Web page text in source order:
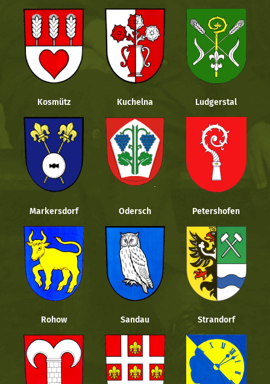
Kosmütz Kuchelna Ludgerstal
Markersdorf Odersch Petershofen
Rohow Sandau Strandorf